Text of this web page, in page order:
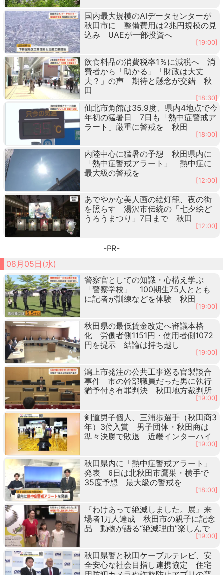
国内最大規模のAIデータセンターが
秋田市に 整備費用は2兆円規模の見
込み UAEが一部投資へ
[19:00]
飲食料品の消費税率1％に減税へ 消
費者から「助かる」「財政は大丈
夫？」の声 期待と懸念が交錯 秋
田
[18:30]
仙北市角館は35.9度、県内4地点で今
年初の猛暑日 7日も「熱中症警戒ア
ラート」厳重に警戒を 秋田
[18:00]
内陸中心に猛暑の予想 秋田県内に
「熱中症警戒アラート」 熱中症に
最大級の警戒を
[12:00]
あでやかな美人画の絵灯籠、夜の街
を照らす 湯沢市伝統の「七夕絵ど
うろうまつり」7日まで 秋田
[12:00]
-PR-
08月05日(水)
警察官としての知識・心構え学ぶ
「警察学校」 100期生75人ととも
に記者が訓練などを体験 秋田
[19:00]
秋田県の最低賃金改定へ審議本格
化 労働者側1151円・使用者側1072
円を提示 結論は持ち越し
[19:00]
潟上市発注の公共工事巡る官製談合
事件 市の幹部職員だった男に執行
猶予付き有罪判決 秋田地方裁判所
[19:00]
剣道男子個人、三浦歩選手（秋田商3
年）3位入賞 男子団体・秋田商は
準々決勝で敗退 近畿インターハイ
[19:00]
秋田県内に「熱中症警戒アラート」
発表 6日は北秋田市鷹巣・横手で
35度予想 最大級の警戒を
[18:00]
『わけあって絶滅しました。展』来
場者1万人達成 秋田市の親子に記念
品 動物が語る“絶滅理由”楽しんで
[19:00]
秋田県警と秋田ケーブルテレビ、安
全安心な社会目指し連携協定 住宅